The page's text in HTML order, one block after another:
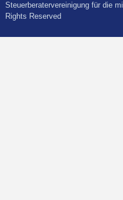
Steuerberatervereinigung für die
Rights Reserved